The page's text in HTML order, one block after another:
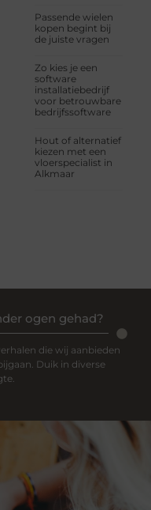
Passende wielen
kopen begint bij
de juiste vragen
Zo kies je een
software
installatiebedrijf
voor betrouwbare
bedrijfssoftware
Hout of alternatief
kiezen met een
vloerspecialist in
Alkmaar
ogen gehad?
die wij aanbieden
Duik in diverse